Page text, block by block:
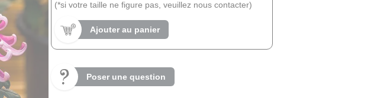
(*si votre taille ne figure pas, veuillez nous contacter)
Ajouter au panier
Poser une question